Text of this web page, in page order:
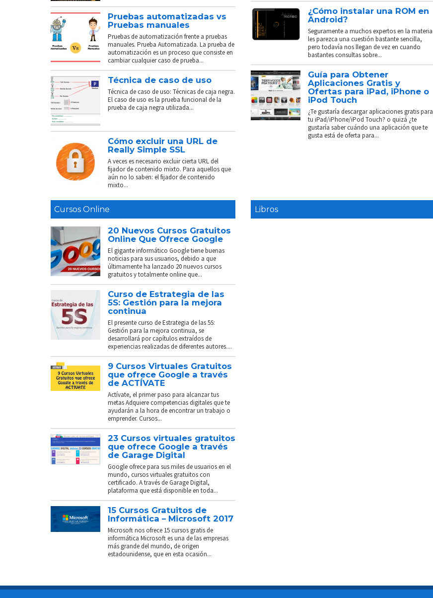
Pruebas automatizadas vs
Pruebas manuales
Pruebas de automatización frente a pruebas
manuales. Prueba Automatizada. La prueba de
automatización es un proceso que consiste en
cambiar cualquier caso de prueba...
Técnica de caso de uso
Técnica de caso de uso: Técnicas de caja negra.
El caso de uso es la prueba funcional de la
prueba de caja negra utilizada...
Cómo excluir una URL de
Really Simple SSL
A veces es necesario excluir cierta URL del
fijador de contenido mixto. Para aquellos que
aún no lo saben: el fijador de contenido
mixto...
¿Cómo instalar una ROM en
Android?
Seguramente a muchos expertos en la materia
les parezca una cuestión bastante sencilla,
pero todavía nos llegan de vez en cuando
bastantes consultas sobre...
Guía para Obtener
Aplicaciones Gratis y
Ofertas para iPad, iPhone o
iPod Touch
¿Te gustaría descargar aplicaciones gratis para
tu iPad/iPhone/iPod Touch? o quizá ¿te
gustaría saber cuándo una aplicación que te
gusta está de oferta para...
Cursos Online
20 Nuevos Cursos Gratuitos
Online Que Ofrece Google
El gigante informático Google tiene buenas
noticias para sus usuarios, debido a que
últimamente ha lanzado 20 nuevos cursos
gratuitos y totalmente online que...
Curso de Estrategia de las
5S: Gestión para la mejora
continua
El presente curso de Estrategia de las 5S:
Gestión para la mejora continua, se
desarrollará por capítulos extraídos de
experiencias realizadas de diferentes autores....
9 Cursos Virtuales Gratuitos
que ofrece Google a través
de ACTÍVATE
Actívate, el primer paso para alcanzar tus
metas Adquiere competencias digitales que te
ayudarán a la hora de encontrar un trabajo o
emprender. Cursos...
23 Cursos virtuales gratuitos
que ofrece Google a través
de Garage Digital
Google ofrece para sus miles de usuarios en el
mundo, cursos virtuales gratuitos con
certificado. A través de Garage Digital,
plataforma que está disponible en toda...
15 Cursos Gratuitos de
Informática – Microsoft 2017
Microsoft nos ofrece 15 cursos gratis de
informática Microsoft es una de las empresas
más grande del mundo, de origen
estadounidense, que en esta ocasión...
Libros